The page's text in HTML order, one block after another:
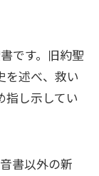
です。旧約聖
を述べ、救い
指し示してい
書以外の新